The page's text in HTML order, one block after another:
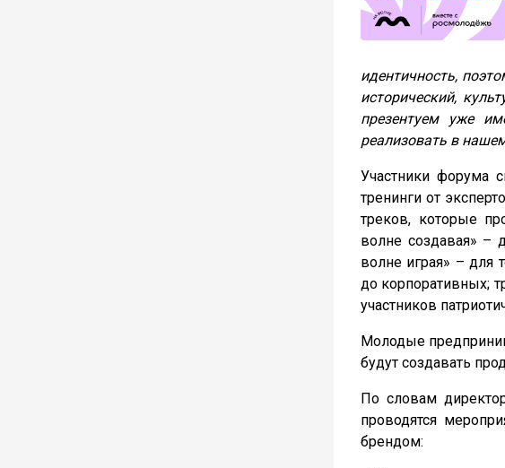
идентичность,
исторический,
презентуем уже
реализовать в
Участники форума
тренинги от
треков, которые
волне создавая» –
волне играя» – для
до корпоративных;
участников
Молодые
будут создавать
По словам
проводятся
брендом: